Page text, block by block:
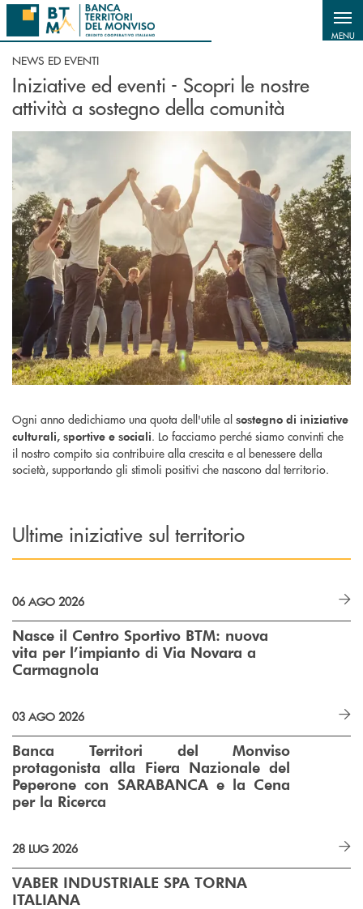
Salta al contenuto principale
MENU
NEWS ED EVENTI
Iniziative ed eventi - Scopri le nostre
attività a sostegno della comunità
Ogni anno dedichiamo una quota dell'utile al sostegno di iniziative
culturali, sportive e sociali. Lo facciamo perché siamo convinti che
il nostro compito sia contribuire alla crescita e al benessere della
società, supportando gli stimoli positivi che nascono dal territorio.
Ultime iniziative sul territorio
06 AGO 2026
Nasce il Centro Sportivo BTM: nuova
vita per l’impianto di Via Novara a
Carmagnola
03 AGO 2026
Banca Territori del Monviso
protagonista alla Fiera Nazionale del
Peperone con SARABANCA e la Cena
per la Ricerca
28 LUG 2026
VABER INDUSTRIALE SPA TORNA
ITALIANA